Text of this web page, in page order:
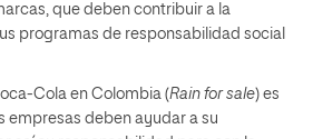
que deben contribuir a la
programas de responsabilidad social
Cola en Colombia (Rain for sale) es
empresas deben ayudar a su